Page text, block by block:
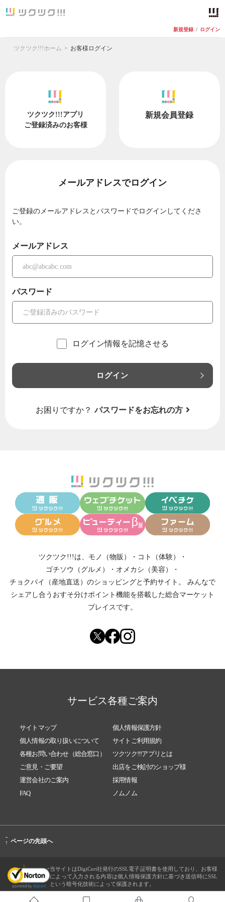
新規登録 / ログイン
ツクツク!!!ホーム お客様ログイン
ツクツク!!!アプリ
ご登録済みのお客様
新規会員登録
メールアドレスでログイン
ご登録のメールアドレスとパスワードでログインしてくださ
い。
メールアドレス
パスワード
ログイン情報を記憶させる
ログイン
お困りですか？ パスワードをお忘れの方
ツクツク!!!は、 モノ（物販） ・ コト（体験）
・
ゴチソウ（グルメ）
・ オメカシ（美容）
・
チョクバイ（産地直送） のショッピングと予約サイト。
みんなで
シェアし合う おすそ分けポイント機能を搭載した総合マーケット
プレイスです。
サービス各種ご案内
サイトマップ
個人情報保護方針
個人情報の取り扱いについて
サイトご利用規約
各種お問い合わせ（総合窓口）
ツクツク!!!アプリとは
ご意見・ご要望
出店をご検討のショップ様
運営会社のご案内
採用情報
FAQ
ノムノム
-
↑ ページの先頭へ
当サイトはDigiCert社発行のSSL電子証明書を使用しており、お客様
によって入力される内容は個人情報保護方針に基づき送信時にSSL
という暗号化技術によって保護されます。